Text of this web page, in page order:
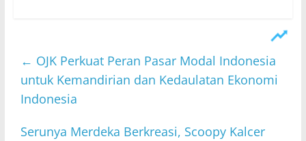
← OJK Perkuat Peran Pasar Modal Indonesia
untuk Kemandirian dan Kedaulatan Ekonomi
Indonesia
Serunya Merdeka Berkreasi, Scoopy Kalcer